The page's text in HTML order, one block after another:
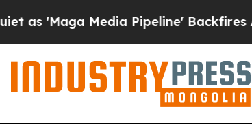
'Maga Media Pipeline' Backfires Amid